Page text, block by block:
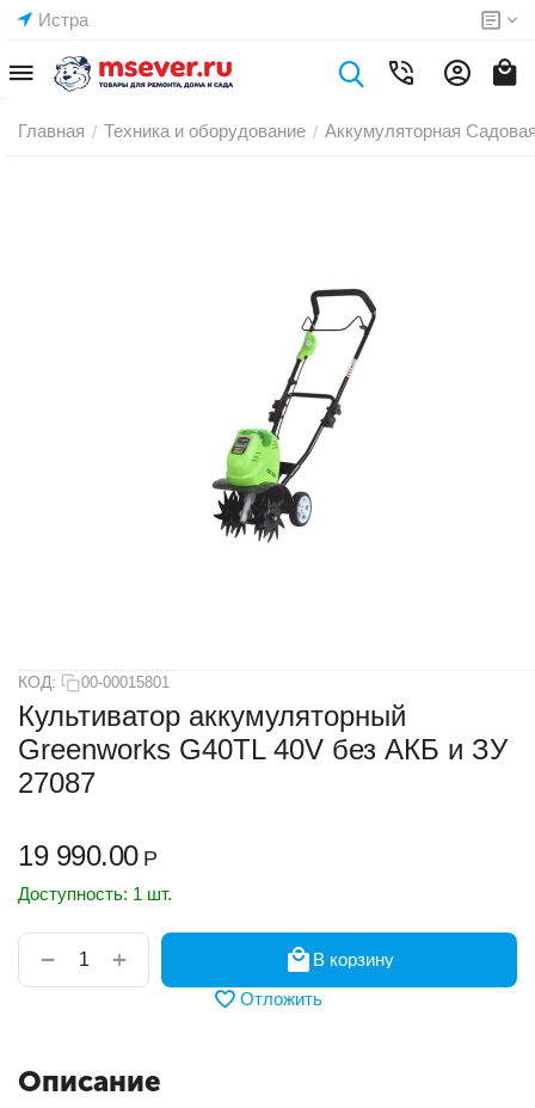
Истра
Главная / Техника и оборудование / Аккумуляторная
КОД: 00-00015801
Культиватор аккумуляторный
Greenworks G40TL 40V без АКБ и ЗУ
27087
19 990.00 Р
Доступность: 1 шт.
+
−
В корзину
Отложить
Описание